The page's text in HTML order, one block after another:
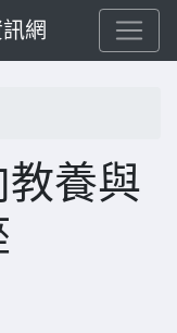
網
養與